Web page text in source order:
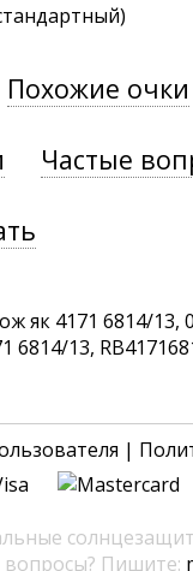
Похожие очки
Частые
як 4171 6814/13,
6814/13,
|
вопросы? Пишите: